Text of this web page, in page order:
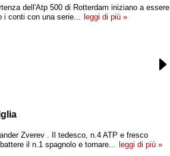
dell'Atp 500 di Rotterdam iniziano a essere
i conti con una serie... leggi di più »
Zverev . Il tedesco, n.4 ATP e fresco
il n.1 spagnolo e tornare... leggi di più »